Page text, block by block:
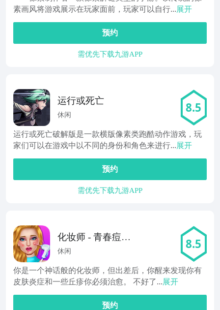
素画风将游戏展示在玩家面前，玩家可以自行...展开
预约
需优先下载九游APP
运行或死亡
休闲 8.5
运行或死亡破解版是一款横版像素类跑酷动作游戏，玩
家们可以在游戏中以不同的身份和角色来进行...展开
预约
需优先下载九游APP
化妆师 - 青春痘沙
龙
休闲 8.5
你是一个神话般的化妆师，但出差后，你醒来发现你有
皮肤炎症和一些丘疹你必须治愈。 不好了...展开
预约